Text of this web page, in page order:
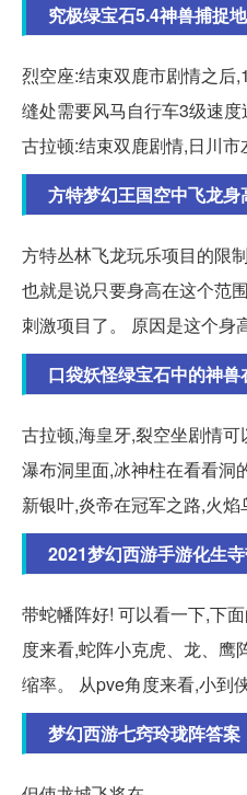
究极绿宝石5.4神兽捕捉
烈空座:结束双鹿市剧情之后
缝处需要风马自行车3级速
古拉顿:结束双鹿剧情,日川市
方特梦幻王国空中飞龙身
方特丛林飞龙玩乐项目的限
也就是说只要身高在这个范
刺激项目了。 原因是这个身
口袋妖怪绿宝石中的神
古拉顿,海皇牙,裂空坐剧情
瀑布洞里面,冰神柱在看看洞
新银叶,炎帝在冠军之路,火焰
2021梦幻西游手游化生
带蛇幡阵好! 可以看一下,下
度来看,蛇阵小克虎、龙、鹰
缩率。 从pve角度来看,小到
梦幻西游七窍玲珑阵答案